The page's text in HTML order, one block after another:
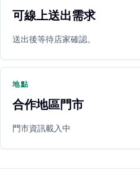
立即預約 開啟地圖
可線上送出需求
送出後等待店家確認。
地點
合作地區門市
門市資訊載入中